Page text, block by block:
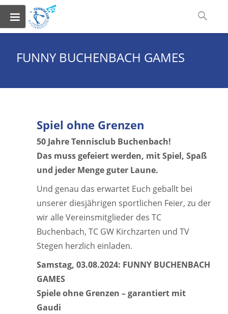
to
content
Suchen
FUNNY BUCHENBACH GAMES
Spiel ohne Grenzen
50 Jahre Tennisclub Buchenbach!
Das muss gefeiert werden, mit Spiel, Spaß
und jeder Menge guter Laune.
Und genau das erwartet Euch geballt bei
unserer diesjährigen sportlichen Feier, zu der
wir alle Vereinsmitglieder des TC
Buchenbach, TC GW Kirchzarten und TV
Stegen herzlich einladen.
Samstag, 03.08.2024: FUNNY BUCHENBACH
GAMES
Spiele ohne Grenzen – garantiert mit
Gaudi